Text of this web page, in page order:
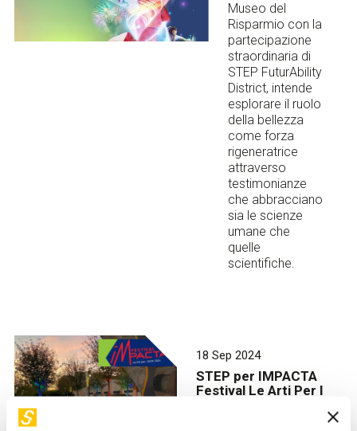
Museo del
Risparmio con la
partecipazione
straordinaria di
STEP FuturAbility
District, intende
esplorare il ruolo
della bellezza
come forza
rigeneratrice
attraverso
testimonianze
che abbracciano
sia le scienze
umane che
quelle
scientifiche.
18 Sep 2024
STEP per IMPACTA
Festival Le Arti Per I